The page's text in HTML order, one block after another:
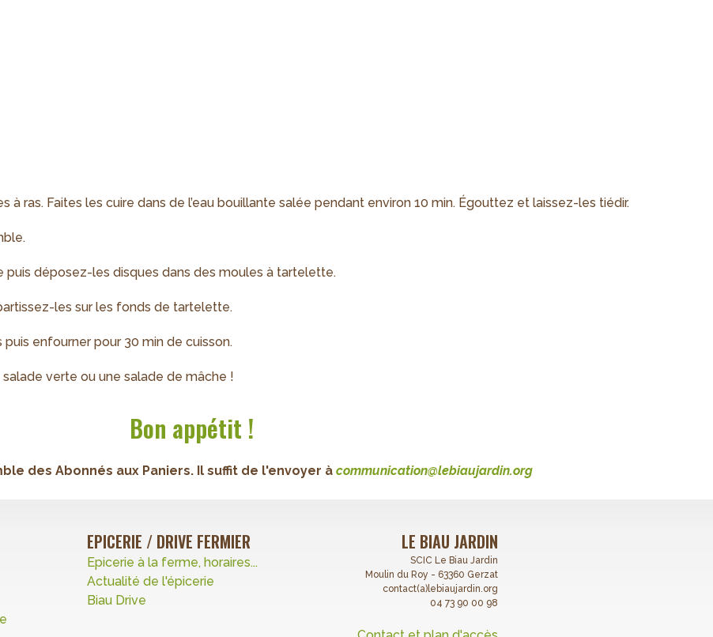
ras. Faites les cuire dans de l’eau bouillante salée pendant environ 10 min. Égouttez et laissez-les tiédir.
déposez-les disques dans des moules à tartelette.
les sur les fonds de tartelette.
enfourner pour 30 min de cuisson.
salade verte ou une salade de mâche !
Bon appétit !
des Abonnés aux Paniers. Il suffit de l'envoyer à communication@lebiaujardin.org
EPICERIE / DRIVE FERMIER
Epicerie à la ferme, horaires...
Actualité de l'épicerie
Biau Drive
LE BIAU JARDIN
SCIC Le Biau Jardin
Moulin du Roy - 63360 Gerzat
contact(a)lebiaujardin.org
04 73 90 00 98